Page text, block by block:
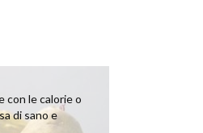
con le calorie o
di sano e